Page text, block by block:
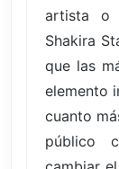
artista o
Shakira
que las
elemento
cuanto
público